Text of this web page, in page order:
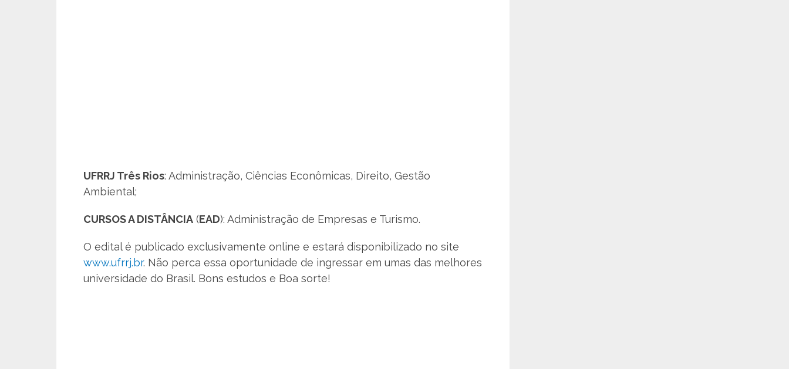
UFRRJ Três Rios: Administração, Ciências Econômicas, Direito, Gestão
Ambiental;
CURSOS A DISTÂNCIA (EAD): Administração de Empresas e Turismo.
O edital é publicado exclusivamente online e estará disponibilizado no site
www.ufrrj.br. Não perca essa oportunidade de ingressar em umas das melhores
universidade do Brasil. Bons estudos e Boa sorte!